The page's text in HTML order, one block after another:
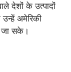
देशों के उत्पादों
उन्हें अमेरिकी
जा सके।